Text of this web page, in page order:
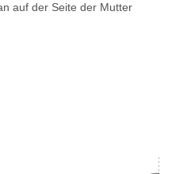
auf der Seite der Mutter